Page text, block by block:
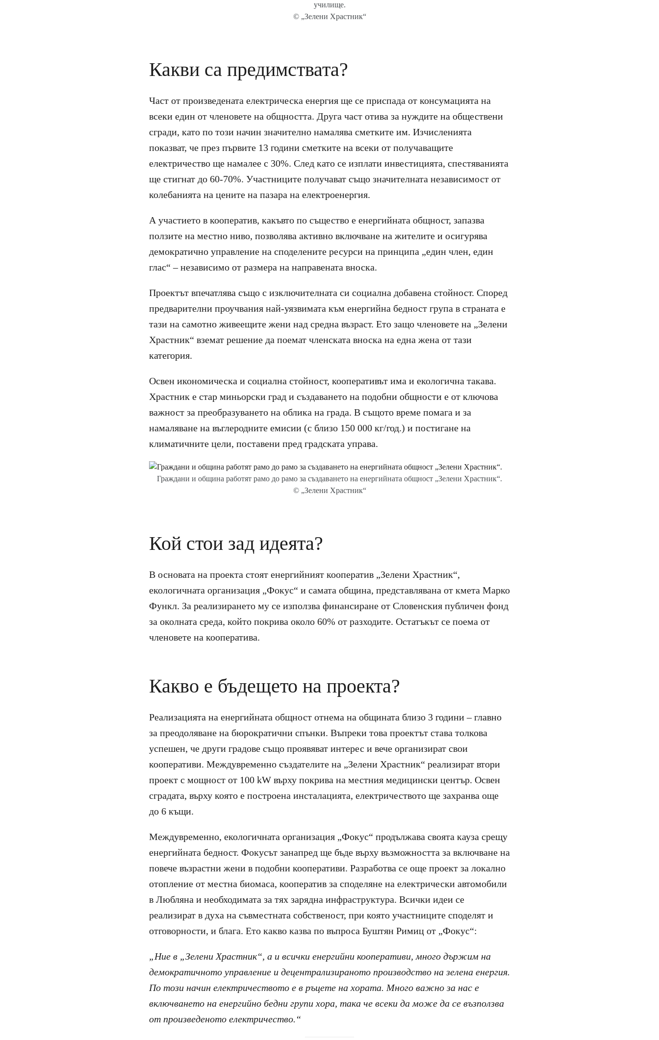
училище.
© „Зелени Храстник“
Какви са предимствата?
Част от произведената електрическа енергия ще се приспада от консумацията на
всеки един от членовете на общността. Друга част отива за нуждите на обществени
сгради, като по този начин значително намалява сметките им. Изчисленията
показват, че през първите 13 години сметките на всеки от получаващите
електричество ще намалее с 30%. След като се изплати инвестицията, спестяванията
ще стигнат до 60-70%. Участниците получават също значителната независимост от
колебанията на цените на пазара на електроенергия.
А участието в кооператив, какъвто по същество е енергийната общност, запазва
ползите на местно ниво, позволява активно включване на жителите и осигурява
демократично управление на споделените ресурси на принципа „един член, един
глас“ – независимо от размера на направената вноска.
Проектът впечатлява също с изключителната си социална добавена стойност. Според
предварителни проучвания най-уязвимата към енергийна бедност група в страната е
тази на самотно живеещите жени над средна възраст. Ето защо членовете на „Зелени
Храстник“ вземат решение да поемат членската вноска на една жена от тази
категория.
Освен икономическа и социална стойност, кооперативът има и екологична такава.
Храстник е стар миньорски град и създаването на подобни общности е от ключова
важност за преобразуването на облика на града. В същото време помага и за
намаляване на въглеродните емисии (с близо 150 000 кг/год.) и постигане на
климатичните цели, поставени пред градската управа.
Граждани и община работят рамо до рамо за създаването на енергийната общност „Зелени Храстник“.
© „Зелени Храстник“
Кой стои зад идеята?
В основата на проекта стоят енергийният кооператив „Зелени Храстник“,
екологичната организация „Фокус“ и самата община, представлявана от кмета Марко
Функл. За реализирането му се използва финансиране от Словенския публичен фонд
за околната среда, който покрива около 60% от разходите. Остатъкът се поема от
членовете на кооператива.
Какво е бъдещето на проекта?
Реализацията на енергийната общност отнема на общината близо 3 години – главно
за преодоляване на бюрократични спънки. Въпреки това проектът става толкова
успешен, че други градове също проявяват интерес и вече организират свои
кооперативи. Междувременно създателите на „Зелени Храстник“ реализират втори
проект с мощност от 100 kW върху покрива на местния медицински център. Освен
сградата, върху която е построена инсталацията, електричеството ще захранва още
до 6 къщи.
Междувременно, екологичната организация „Фокус“ продължава своята кауза срещу
енергийната бедност. Фокусът занапред ще бъде върху възможността за включване на
повече възрастни жени в подобни кооперативи. Разработва се още проект за локално
отопление от местна биомаса, кооператив за споделяне на електрически автомобили
в Любляна и необходимата за тях зарядна инфраструктура. Всички идеи се
реализират в духа на съвместната собственост, при която участниците споделят и
отговорности, и блага. Ето какво казва по въпроса Буштян Римиц от „Фокус“:
„Ние в „Зелени Храстник“, а и всички енергийни кооперативи, много държим на
демократичното управление и децентрализираното производство на зелена енергия.
По този начин електричеството е в ръцете на хората. Много важно за нас е
включването на енергийно бедни групи хора, така че всеки да може да се възползва
от произведеното електричество.“